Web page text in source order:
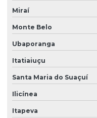
Miraí
Monte Belo
Ubaporanga
Itatiaiuçu
Santa Maria do Suaçuí
Ilicínea
Itapeva